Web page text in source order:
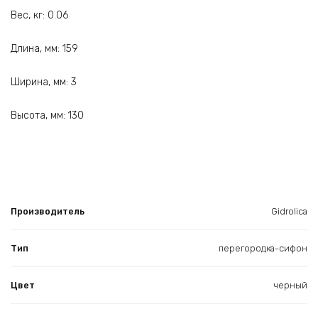
Вес, кг: 0.06
Длина, мм: 159
Ширина, мм: 3
Высота, мм: 130
Производитель Gidrolica
Тип перегородка-сифон
Цвет черный